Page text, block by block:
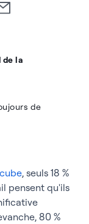
de la
de
, seuls 18 %
pensent qu'ils
80 %